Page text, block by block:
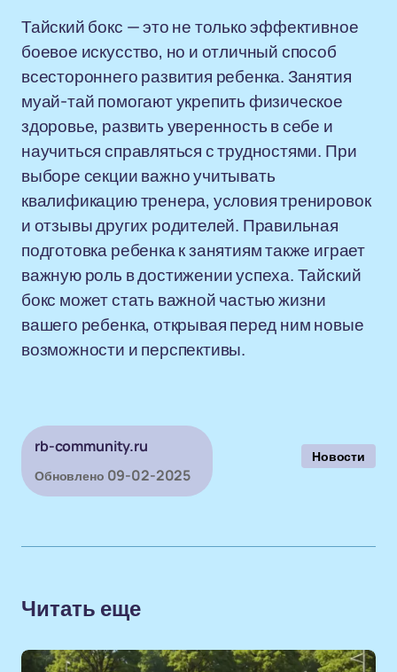
Тайский бокс — это не только эффективное
боевое искусство, но и отличный способ
всестороннего развития ребенка. Занятия
муай-тай помогают укрепить физическое
здоровье, развить уверенность в себе и
научиться справляться с трудностями. При
выборе секции важно учитывать
квалификацию тренера, условия тренировок
и отзывы других родителей. Правильная
подготовка ребенка к занятиям также играет
важную роль в достижении успеха. Тайский
бокс может стать важной частью жизни
вашего ребенка, открывая перед ним новые
возможности и перспективы.
rb-community.ru
Обновлено 09-02-2025
Новости
Читать еще